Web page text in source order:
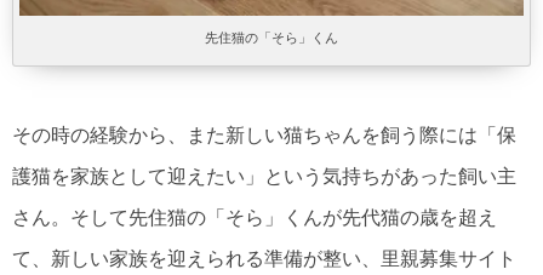
その時の経験から、また新しい猫ちゃんを飼う際には「保
護猫を家族として迎えたい」という気持ちがあった飼い主
さん。そして先住猫の「そら」くんが先代猫の歳を超え
て、新しい家族を迎えられる準備が整い、里親募集サイト